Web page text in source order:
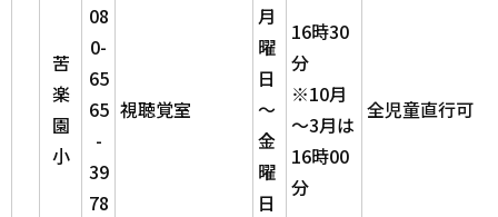
苦
楽
園
小
08
0-
65
65
-
39
78
視聴覚室
月
曜
日
～
金
曜
日
16時30
分
※10月
～3月は
16時00
分
全児童直行可